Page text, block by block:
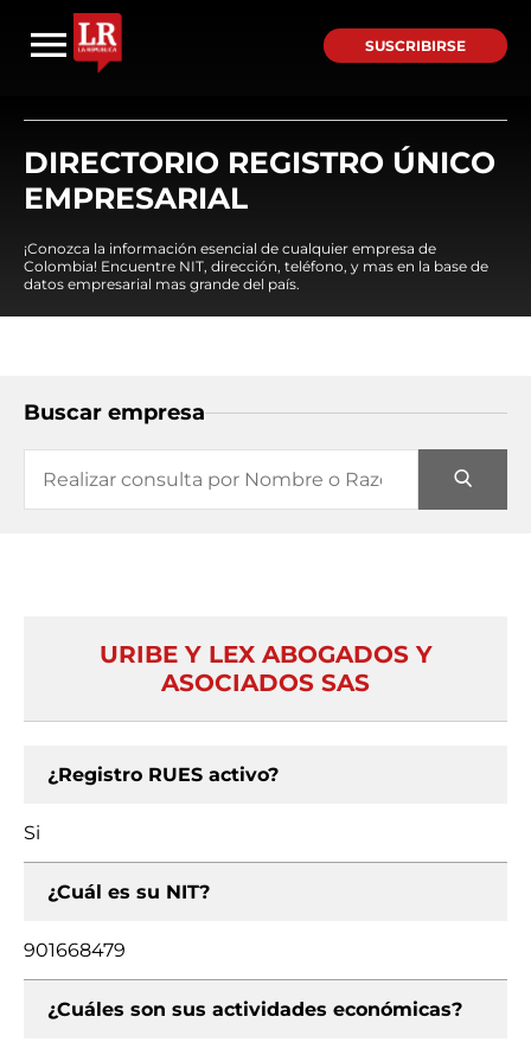
SUSCRIBIRSE
DIRECTORIO REGISTRO ÚNICO
EMPRESARIAL
¡Conozca la información esencial de cualquier empresa de
Colombia! Encuentre NIT, dirección, teléfono, y mas en la base de
datos empresarial mas grande del país.
Buscar empresa
URIBE Y LEX ABOGADOS Y
ASOCIADOS SAS
¿Registro RUES activo?
Si
¿Cuál es su NIT?
901668479
¿Cuáles son sus actividades económicas?